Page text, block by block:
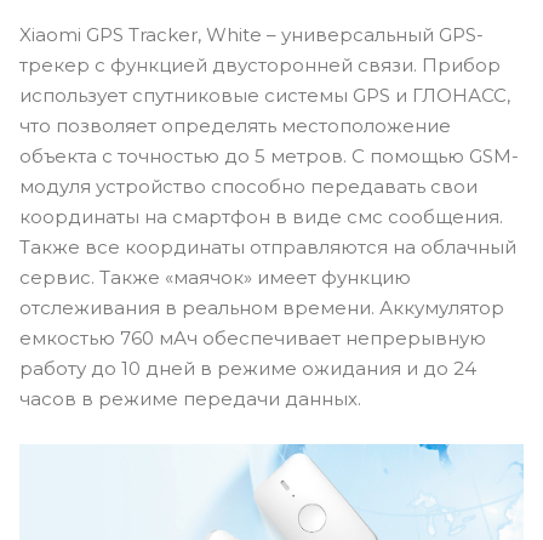
Xiaomi GPS Tracker, White – универсальный GPS-
трекер с функцией двусторонней связи. Прибор
использует спутниковые системы GPS и ГЛОНАСС,
что позволяет определять местоположение
объекта с точностью до 5 метров. С помощью GSM-
модуля устройство способно передавать свои
координаты на смартфон в виде смс сообщения.
Также все координаты отправляются на облачный
сервис. Также «маячок» имеет функцию
отслеживания в реальном времени. Аккумулятор
емкостью 760 мАч обеспечивает непрерывную
работу до 10 дней в режиме ожидания и до 24
часов в режиме передачи данных.